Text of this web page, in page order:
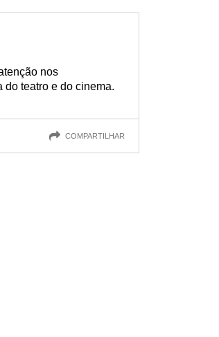
nos
do teatro e do cinema.
COMPARTILHAR